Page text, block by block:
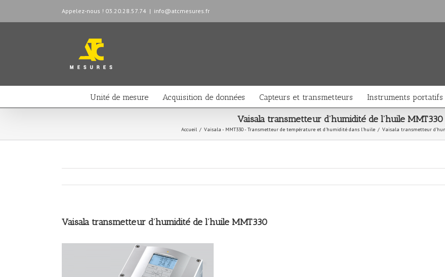
Appelez-nous ! 03.20.28.57.74 | info@atcmesures.fr
Unité de mesure Acquisition de données Capteurs et transmetteurs Instruments portatifs
Vaisala transmetteur d’humidité de l’huile MMT330
Accueil / Vaisala - MMT330 - Transmetteur de température et d'humidité dans l'huile / Vaisala transmetteur
Vaisala transmetteur d’humidité de l’huile MMT330